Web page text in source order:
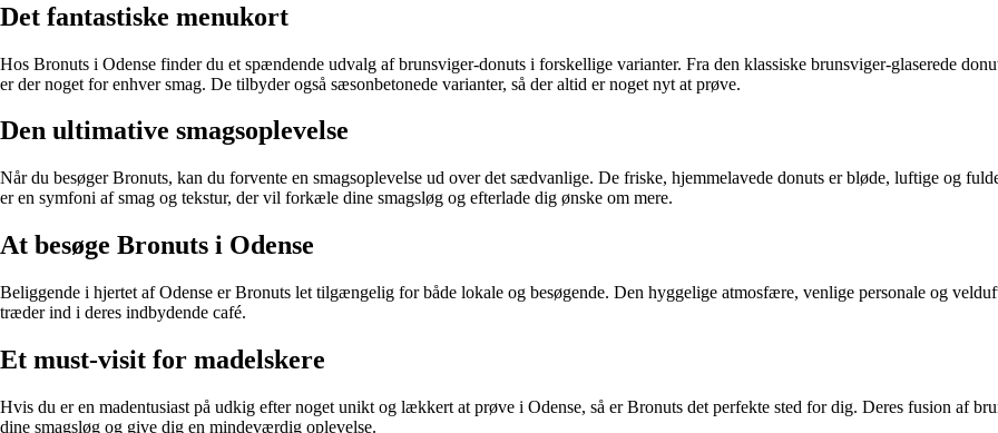
Det fantastiske menukort
Hos Bronuts i Odense finder du et spændende udvalg af brunsviger-donuts i forskellige varianter. Fra den klassiske brunsviger-glaserede
er der noget for enhver smag. De tilbyder også sæsonbetonede varianter, så der altid er noget nyt at prøve.
Den ultimative smagsoplevelse
Når du besøger Bronuts, kan du forvente en smagsoplevelse ud over det sædvanlige. De friske, hjemmelavede donuts er bløde, luftige og
er en symfoni af smag og tekstur, der vil forkæle dine smagsløg og efterlade dig ønske om mere.
At besøge Bronuts i Odense
Beliggende i hjertet af Odense er Bronuts let tilgængelig for både lokale og besøgende. Den hyggelige atmosfære, venlige personale og
træder ind i deres indbydende café.
Et must-visit for madelskere
Hvis du er en madentusiast på udkig efter noget unikt og lækkert at prøve i Odense, så er Bronuts det perfekte sted for dig. Deres fusion af
dine smagsløg og give dig en mindeværdig oplevelse.